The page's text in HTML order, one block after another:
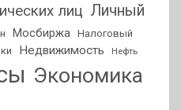
лиц Личный
Мосбиржа Налоговый
Недвижимость Нефть
Экономика